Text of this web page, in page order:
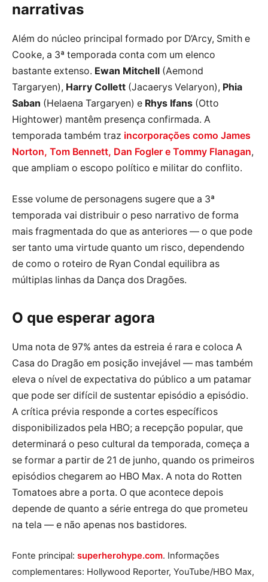
narrativas
Além do núcleo principal formado por D’Arcy, Smith e
Cooke, a 3ª temporada conta com um elenco
bastante extenso. Ewan Mitchell (Aemond
Targaryen), Harry Collett (Jacaerys Velaryon), Phia
Saban (Helaena Targaryen) e Rhys Ifans (Otto
Hightower) mantêm presença confirmada. A
temporada também traz incorporações como James
Norton, Tom Bennett, Dan Fogler e Tommy Flanagan,
que ampliam o escopo político e militar do conflito.
Esse volume de personagens sugere que a 3ª
temporada vai distribuir o peso narrativo de forma
mais fragmentada do que as anteriores — o que pode
ser tanto uma virtude quanto um risco, dependendo
de como o roteiro de Ryan Condal equilibra as
múltiplas linhas da Dança dos Dragões.
O que esperar agora
Uma nota de 97% antes da estreia é rara e coloca A
Casa do Dragão em posição invejável — mas também
eleva o nível de expectativa do público a um patamar
que pode ser difícil de sustentar episódio a episódio.
A crítica prévia responde a cortes específicos
disponibilizados pela HBO; a recepção popular, que
determinará o peso cultural da temporada, começa a
se formar a partir de 21 de junho, quando os primeiros
episódios chegarem ao HBO Max. A nota do Rotten
Tomatoes abre a porta. O que acontece depois
depende de quanto a série entrega do que prometeu
na tela — e não apenas nos bastidores.
Fonte principal: superherohype.com. Informações
complementares: Hollywood Reporter, YouTube/HBO Max,